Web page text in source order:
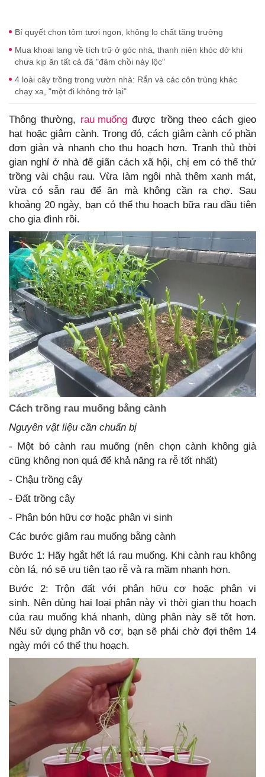
Bí quyết chọn tôm tươi ngon, không lo chất tăng trưởng
Mua khoai lang về tích trữ ở góc nhà, thanh niên khóc dở khi
chưa kịp ăn tất cả đã "đâm chồi nảy lộc"
4 loài cây trồng trong vườn nhà: Rắn và các côn trùng khác
chạy xa, "một đi không trở lại"
Thông thường, rau muống được trồng theo cách gieo
hạt hoặc giâm cành. Trong đó, cách giâm cành có phần
đơn giản và nhanh cho thu hoạch hơn. Tranh thủ thời
gian nghỉ ở nhà để giãn cách xã hội, chị em có thể thử
trồng vài chậu rau. Vừa làm ngôi nhà thêm xanh mát,
vừa có sẵn rau để ăn mà không cần ra chợ. Sau
khoảng 20 ngày, bạn có thể thu hoạch bữa rau đầu tiên
cho gia đình rồi.
Cách trồng rau muống bằng cành
Nguyên vật liệu cần chuẩn bị
- Một bó cành rau muống (nên chọn cành không già
cũng không non quá để khả năng ra rễ tốt nhất)
- Chậu trồng cây
- Đất trồng cây
- Phân bón hữu cơ hoặc phân vi sinh
Các bước giâm rau muống bằng cành
Bước 1: Hãy hgắt hết lá rau muống. Khi cành rau không
còn lá, nó sẽ ưu tiên tạo rễ và ra mầm nhanh hơn.
Bước 2: Trộn đất với phân hữu cơ hoặc phân vi
sinh. Nên dùng hai loại phân này vì thời gian thu hoạch
của rau muống khá nhanh, dùng phân này sẽ tốt hơn.
Nếu sử dụng phân vô cơ, bạn sẽ phải chờ đợi thêm 14
ngày mới có thể thu hoạch.